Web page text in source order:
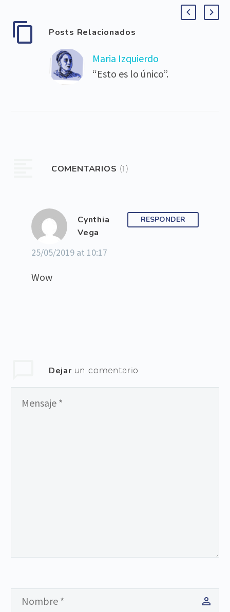
Posts Relacionados
Maria Izquierdo
“Esto es lo único”.
miró mi pintura
con fuerza estas
palabras,
obra como la única
COMENTARIOS (1)
Cynthia
Vega
25/05/2019 at 10:17
RESPONDER
Wow
Dejar un comentario